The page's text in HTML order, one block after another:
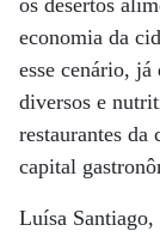
os desertos
economia da
esse cenário,
diversos e
restaurantes da
capital
Luísa